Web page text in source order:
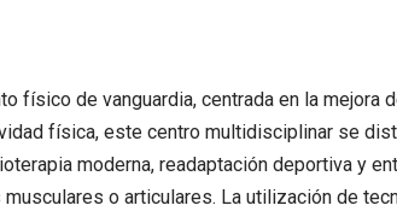
físico de vanguardia, centrada en la mejora
física, este centro multidisciplinar se
moderna, readaptación deportiva y
o articulares. La utilización de